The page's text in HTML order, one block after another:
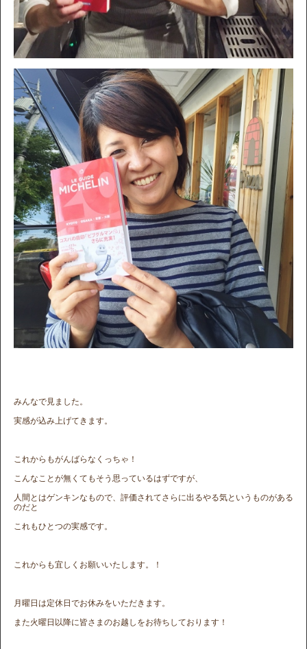
みんなで見ました。
実感が込み上げてきます。
これからもがんばらなくっちゃ！
こんなことが無くてもそう思っているはずですが、
人間とはゲンキンなもので、評価されてさらに出るやる気というものがある
のだと
これもひとつの実感です。
これからも宜しくお願いいたします。！
月曜日は定休日でお休みをいただきます。
また火曜日以降に皆さまのお越しをお待ちしております！